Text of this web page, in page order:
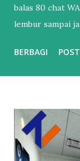
balas 80 chat
lembur sampai
sendiri, laporan
paling keras
vs Manual :
Ngetik satu-
BERBAGI